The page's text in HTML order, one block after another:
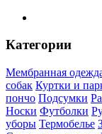
Категории
Мембранная
собак Куртки и
пончо Подсумки
Носки Футболки
уборы Термобелье